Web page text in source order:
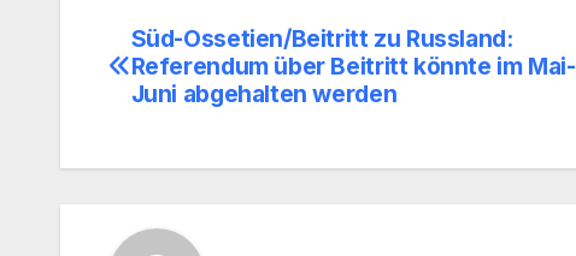
Beitragsnavigation
Süd-Ossetien/Beitritt zu Russland:
Referendum über Beitritt könnte im Mai-
Juni abgehalten werden